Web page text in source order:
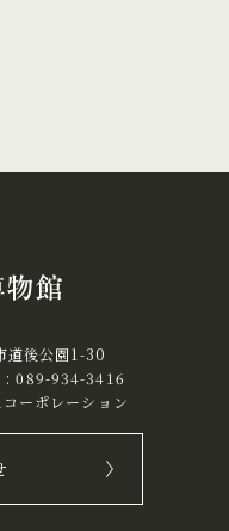
道後公園1-30
: 089-934-3416
ーポレーション